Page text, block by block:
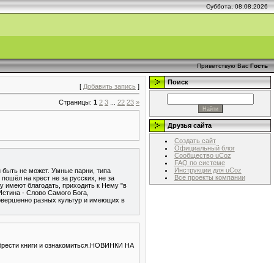
Суббота, 08.08.2026
Приветствую Вас Гость
[ Добавить запись ]
Страницы: 1 2 3 22 23 »
быть не может. Умные парни, типа
на крест не за русских, не за
имеют благодать, приходить к Нему "в
- Слово Самого Бога,
разных культур и имеющих в
книги и ознакомиться.НОВИНКИ НА
Поиск
Друзья сайта
Создать сайт
Официальный блог
Сообщество uCoz
FAQ по системе
Инструкции для uCoz
Все проекты компании